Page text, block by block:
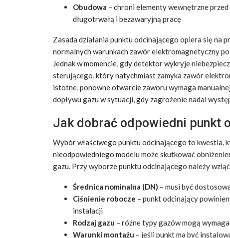
Obudowa – chroni elementy wewnętrzne
długotrwałą i bezawaryjną pracę
Zasada działania punktu odcinającego opiera się na
normalnych warunkach zawór elektromagnetyczny
Jednak w momencie, gdy detektor wykryje
sterującego, który natychmiast zamyka zawór
istotne, ponowne otwarcie zaworu wymaga
dopływu gazu w sytuacji, gdy zagrożenie nadal
Jak dobrać odpowiedni punkt
Wybór właściwego punktu odcinającego to
nieodpowiedniego modelu może skutkować
gazu. Przy wyborze punktu odcinającego należy
Średnica nominalna (DN) – musi być
Ciśnienie robocze – punkt odcinający
instalacji
Rodzaj gazu – różne typy gazów mogą
Warunki montażu – jeśli punkt ma być